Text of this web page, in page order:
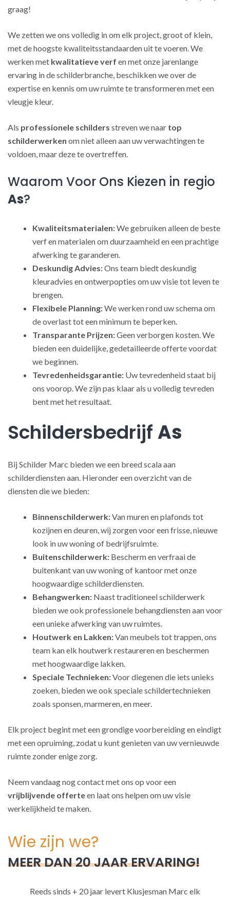
graag!
We zetten we ons volledig in om elk project, groot of klein,
met de hoogste kwaliteitsstandaarden uit te voeren. We
werken met kwalitatieve verf en met onze jarenlange
ervaring in de schilderbranche, beschikken we over de
expertise en kennis om uw ruimte te transformeren met een
vleugje kleur.
Als professionele schilders streven we naar top
schilderwerken om niet alleen aan uw verwachtingen te
voldoen, maar deze te overtreffen.
Waarom Voor Ons Kiezen in regio
As?
Kwaliteitsmaterialen:We gebruiken alleen de beste
verf en materialen om duurzaamheid en een prachtige
afwerking te garanderen.
Deskundig Advies:Ons team biedt deskundig
kleuradvies en ontwerpopties om uw visie tot leven te
brengen.
Flexibele Planning:We werken rond uw schema om
de overlast tot een minimum te beperken.
Transparante Prijzen:Geen verborgen kosten. We
bieden een duidelijke, gedetailleerde offerte voordat
we beginnen.
Tevredenheidsgarantie: Uw tevredenheid staat bij
ons voorop. We zijn pas klaar als u volledig tevreden
bent met het resultaat.
SchildersbedrijfAs
Bij Schilder Marc bieden we een breed scala aan
schilderdiensten aan. Hieronder een overzicht van de
diensten die we bieden:
Binnenschilderwerk:Van muren en plafonds tot
kozijnen en deuren, wij zorgen voor een frisse, nieuwe
look in uw woning of bedrijfsruimte.
Buitenschilderwerk: Bescherm en verfraai de
buitenkant van uw woning of kantoor met onze
hoogwaardige schilderdiensten.
Behangwerken: Naast traditioneel schilderwerk
bieden we ook professionele behangdiensten aan voor
een unieke afwerking van uw ruimtes.
Houtwerk en Lakken:Van meubels tot trappen, ons
team kan elk houtwerk restaureren en beschermen
met hoogwaardige lakken.
Speciale Technieken:Voor diegenen die iets unieks
zoeken, bieden we ook speciale schildertechnieken
zoals sponsen, marmeren, en meer.
Elk project begint met een grondige voorbereiding en eindigt
met een opruiming, zodat u kunt genieten van uw vernieuwde
ruimte zonder enige zorg.
Neem vandaag nog contact met ons op voor een
vrijblijvende offerteen laat ons helpen om uw visie
werkelijkheid te maken.
Wie zijn we?
MEER DAN 20 JAAR ERVARING!
Reeds sinds + 20 jaar levert Klusjesman Marc elk